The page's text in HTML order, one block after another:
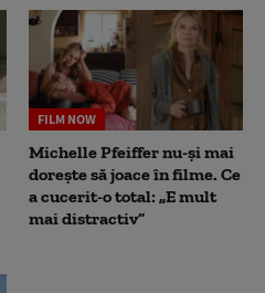
FILM NOW
Michelle Pfeiffer nu-și mai
dorește să joace în filme. Ce
a cucerit-o total: „E mult
mai distractiv”